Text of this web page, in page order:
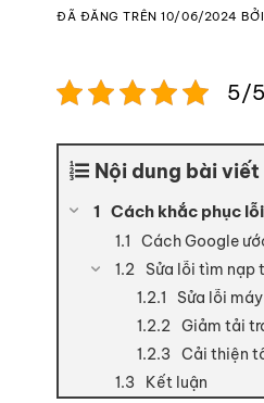
ĐÃ ĐĂNG TRÊN10/06/2024 BỞI
5/
Nội dung bài viết
Cách khắc phục
Cách Google
Sửa lỗi tìm nạp
Sửa lỗi
Giảm tải
Cải thiện
Kết luận